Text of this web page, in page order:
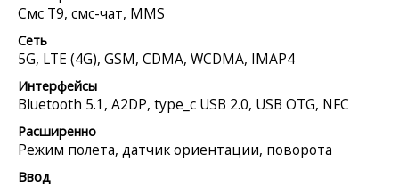
Смс Т9, смс-чат, MMS
Сеть
5G, LTE (4G), GSM, CDMA, WCDMA, IMAP4
Интерфейсы
Bluetooth 5.1, A2DP, type_c USB 2.0, USB OTG, NFC
Расширенно
Режим полета, датчик ориентации, поворота
Ввод